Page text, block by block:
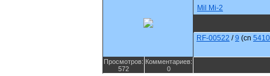
Mil Mi-2
RF-00522 /9 (cn
Просмотров:
572
Комментариев:
0